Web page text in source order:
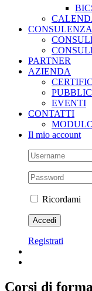
CONSULENZA
PARTNER
AZIENDA
EVENTI
CONTATTI
Il mio account
Ricordami
Registrati
Corsi di